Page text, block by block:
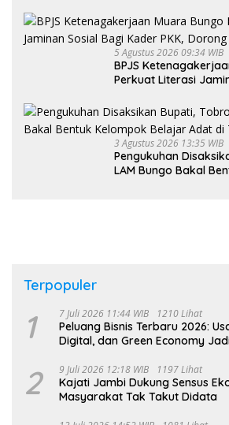
5 Agustus 2026 09:34 WIB
BPJS
Perkuat Literasi
3 Agustus 2026 13:35 WIB
Pengukuhan
LAM Bungo Bakal
Terpopuler
1 7 Juli 2026 11:44 WIB 1210 Lihat
Peluang Bisnis Terbaru 2026:
Digital, dan Green Economy
2 9 Juli 2026 12:18 WIB 1197 Lihat
Kajati Jambi Dukung Sensus
Masyarakat Tak Takut Didata